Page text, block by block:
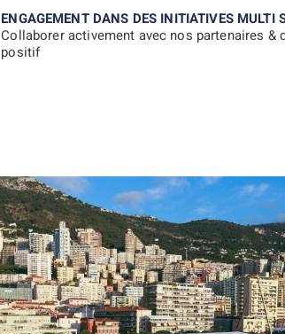
ENGAGEMENT DANS DES INITIATIVES MULTI
Collaborer activement avec nos partenaires
positif